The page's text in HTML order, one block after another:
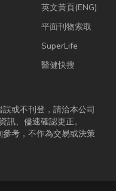
英文黃頁(ENG)
平面刊物索取
SuperLife
醫健快搜
或不刊登，請洽本公司
訊、儘速確認更正。
考，不作為交易或決策